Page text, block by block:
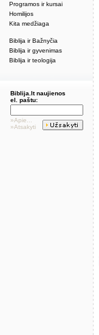
Programos ir kursai
Homilijos
Kita medžiaga
Biblija ir Bažnyčia
Biblija ir gyvenimas
Biblija ir teologija
Biblija.lt naujienos
el. paštu:
»Apie...
»Atsakyti